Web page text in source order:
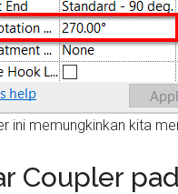
ini memungkinkan kita
Coupler